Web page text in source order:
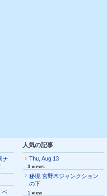
ナ
ベ
人気の記事
Thu, Aug 13
3 views
秘境 宮野木ジャンクション
の下
1 view